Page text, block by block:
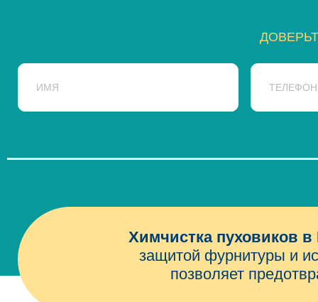
Химчистка пуховиков
защитой фурнитуры и
позволяет